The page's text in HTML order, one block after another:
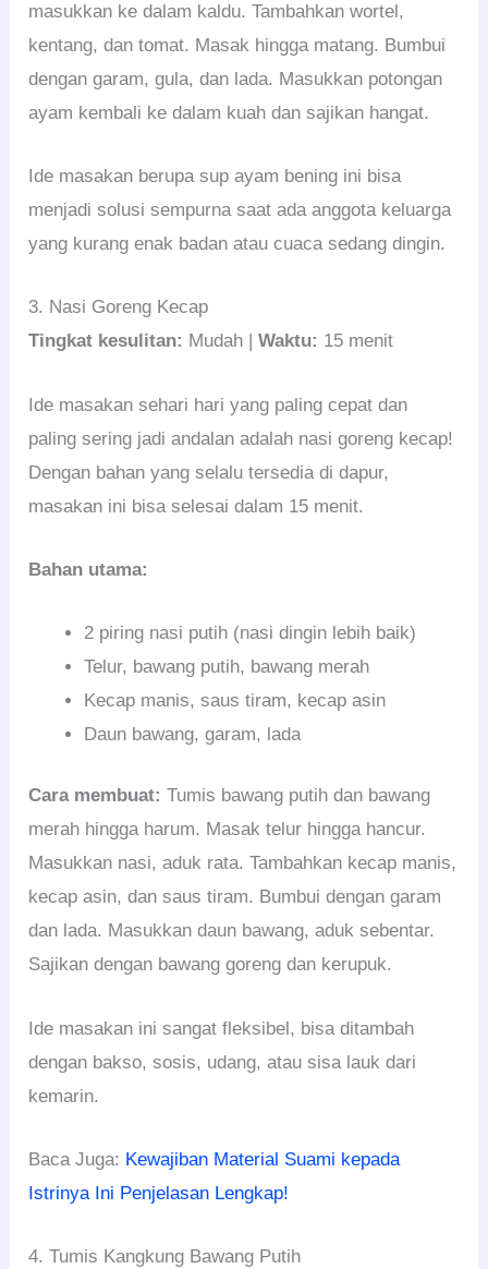
masukkan ke dalam kaldu. Tambahkan wortel,
kentang, dan tomat. Masak hingga matang. Bumbui
dengan garam, gula, dan lada. Masukkan potongan
ayam kembali ke dalam kuah dan sajikan hangat.
Ide masakan berupa sup ayam bening ini bisa
menjadi solusi sempurna saat ada anggota keluarga
yang kurang enak badan atau cuaca sedang dingin.
3. Nasi Goreng Kecap
Tingkat kesulitan: Mudah |Waktu: 15 menit
Ide masakan sehari hari yang paling cepat dan
paling sering jadi andalan adalah nasi goreng kecap!
Dengan bahan yang selalu tersedia di dapur,
masakan ini bisa selesai dalam 15 menit.
Bahan utama:
2 piring nasi putih (nasi dingin lebih baik)
Telur, bawang putih, bawang merah
Kecap manis, saus tiram, kecap asin
Daun bawang, garam, lada
Cara membuat: Tumis bawang putih dan bawang
merah hingga harum. Masak telur hingga hancur.
Masukkan nasi, aduk rata. Tambahkan kecap manis,
kecap asin, dan saus tiram. Bumbui dengan garam
dan lada. Masukkan daun bawang, aduk sebentar.
Sajikan dengan bawang goreng dan kerupuk.
Ide masakan ini sangat fleksibel, bisa ditambah
dengan bakso, sosis, udang, atau sisa lauk dari
kemarin.
Baca Juga: Kewajiban Material Suami kepada
Istrinya Ini Penjelasan Lengkap!
4. Tumis Kangkung Bawang Putih